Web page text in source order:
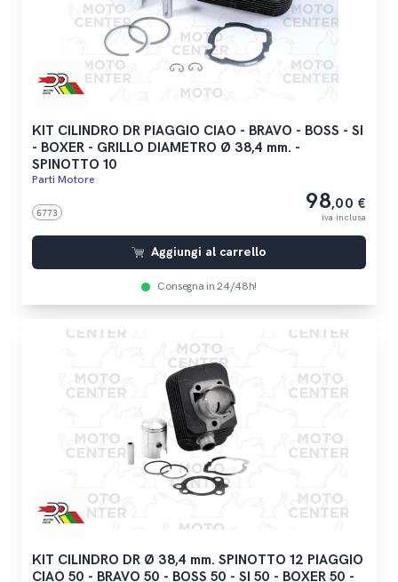
KIT CILINDRO DR PIAGGIO CIAO - BRAVO - BOSS - SI
- BOXER - GRILLO DIAMETRO Ø 38,4 mm. -
SPINOTTO 10
Parti Motore
6773 98,00 €
iva inclusa
Aggiungi al carrello
Consegna in 24/48h!
KIT CILINDRO DR Ø 38,4 mm. SPINOTTO 12 PIAGGIO
CIAO 50 - BRAVO 50 - BOSS 50 - SI 50 - BOXER 50 -